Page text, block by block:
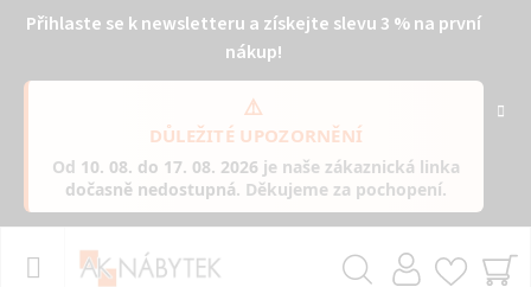
Přihlaste se k newsletteru a získejte slevu 3 % na první
nákup!
⚠️
DŮLEŽITÉ UPOZORNĚNÍ
Od 10. 08. do 17. 08. 2026 je naše zákaznická linka
dočasně nedostupná. Děkujeme za pochopení.